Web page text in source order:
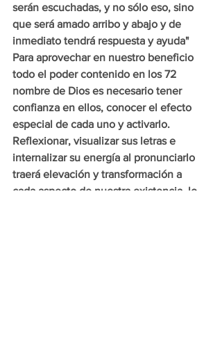
serán escuchadas, y no sólo eso, sino
que será amado arribo y abajo y de
inmediato tendrá respuesta y ayuda"
Para aprovechar en nuestro beneficio
todo el poder contenido en los 72
nombre de Dios es necesario tener
confianza en ellos, conocer el efecto
especial de cada uno y activarlo.
Reflexionar, visualizar sus letras e
internalizar su energía al pronunciarlo
traerá elevación y transformación a
cada aspecto de nuestra existencia, lo